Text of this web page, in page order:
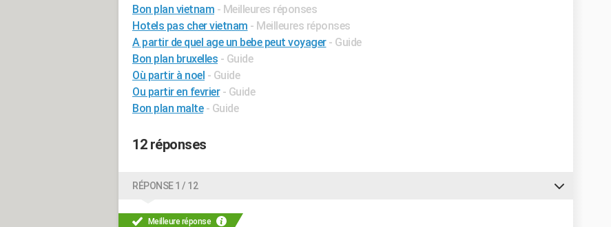
Bon plan vietnam - Meilleures réponses
Hotels pas cher vietnam - Meilleures réponses
A partir de quel age un bebe peut voyager - Guide
Bon plan bruxelles - Guide
Où partir à noel - Guide
Ou partir en fevrier - Guide
Bon plan malte - Guide
12 réponses
RÉPONSE 1 / 12
Meilleure réponse